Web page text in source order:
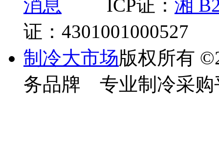
ICP证： 湘
证：4301001000527
制冷大市场版权所有 ©
务品牌 专业制冷采购